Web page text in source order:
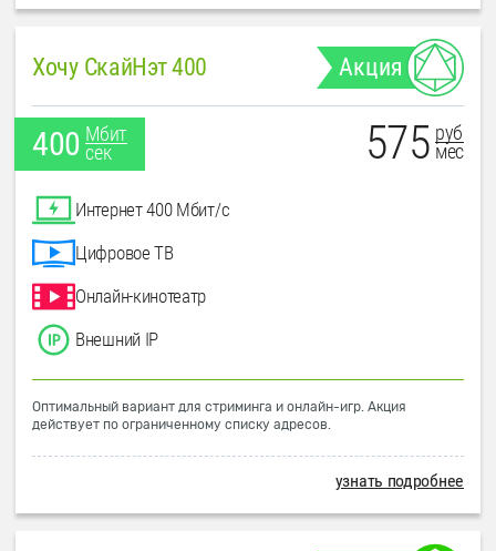
Хочу СкайНэт 400 Акция
400 Мбит
сек
575 руб
мес
Интернет 400 Мбит/с
Цифровое ТВ
Онлайн-кинотеатр
Внешний IP
Оптимальный вариант для стриминга и онлайн-игр. Акция
действует по ограниченному списку адресов.
узнать подробнее